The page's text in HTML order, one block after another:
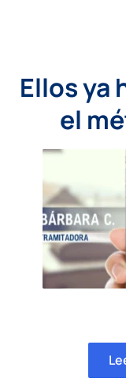
Ellos ya
el